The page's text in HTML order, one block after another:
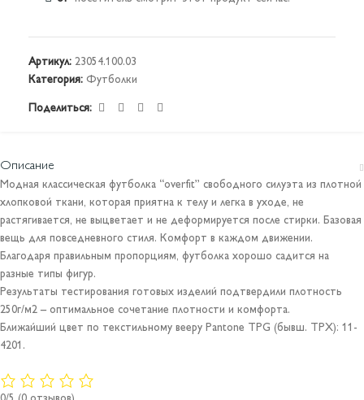
Артикул: 23054.100.03
Категория: Футболки
Поделиться:
Описание
Модная классическая футболка “overfit” свободного силуэта из плотной
хлопковой ткани, которая приятна к телу и легка в уходе, не
растягивается, не выцветает и не деформируется после стирки. Базовая
вещь для повседневного стиля. Комфорт в каждом движении.
Благодаря правильным пропорциям, футболка хорошо садится на
разные типы фигур.
Результаты тестирования готовых изделий подтвердили плотность
250г/м2 – оптимальное сочетание плотности и комфорта.
Ближайший цвет по текстильному вееру Pantone TPG (бывш. TPX): 11-
4201.